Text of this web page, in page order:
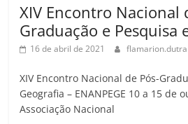
XIV Encontro Nacional
Graduação e Pesquisa
16 de abril de 2021 flamarion.dutra
XIV Encontro Nacional de Pós-
Geografia – ENANPEGE 10 a 15 de
Associação Nacional